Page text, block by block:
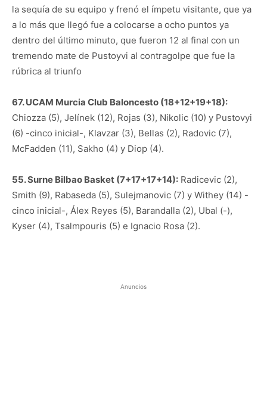
la sequía de su equipo y frenó el ímpetu visitante, que ya
a lo más que llegó fue a colocarse a ocho puntos ya
dentro del último minuto, que fueron 12 al final con un
tremendo mate de Pustoyvi al contragolpe que fue la
rúbrica al triunfo
67. UCAM Murcia Club Baloncesto (18+12+19+18):
Chiozza (5), Jelínek (12), Rojas (3), Nikolic (10) y Pustovyi
(6) -cinco inicial-, Klavzar (3), Bellas (2), Radovic (7),
McFadden (11), Sakho (4) y Diop (4).
55. Surne Bilbao Basket (7+17+17+14): Radicevic (2),
Smith (9), Rabaseda (5), Sulejmanovic (7) y Withey (14) -
cinco inicial-, Álex Reyes (5), Barandalla (2), Ubal (-),
Kyser (4), Tsalmpouris (5) e Ignacio Rosa (2).
Anuncios